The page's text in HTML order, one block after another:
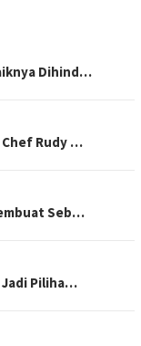
Dihind…
Chef Rudy …
Seb…
Jadi Piliha…